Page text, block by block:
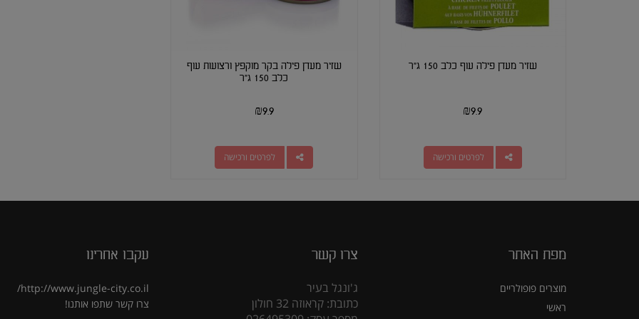
שזיר מעדן פילה עוף כלב 150 ג"ר
₪9.9
לפרטים ורכישה
שזיר מעדן פילה בקר מוקפץ ורצועות עוף
כלב 150 ג"ר
₪9.9
לפרטים ורכישה
מפת האתר
מוצרים פופולריים
ראשי
צרו קשר
ג'ונגל בעיר
כתובת: קראוזה 32 חולון
עקבו אחרינו
http://www.jungle-city.co.il/
צרו קשר שתפו אותנו!